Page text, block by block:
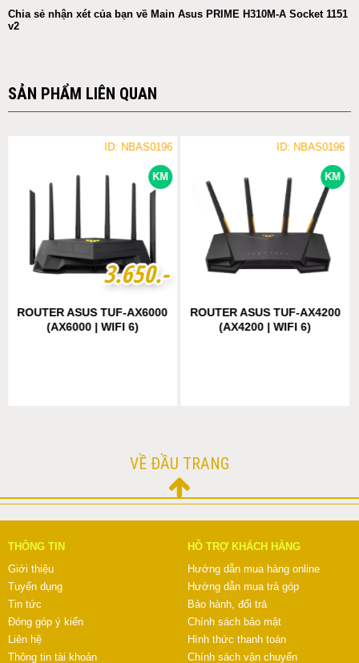
Chia sẻ nhận xét của bạn về Main Asus PRIME H310M-A Socket 1151
v2
SẢN PHẨM LIÊN QUAN
KM
ID: NBAS0196
3.650.-
3.650.-
ROUTER ASUS TUF-AX6000
(AX6000 | WIFI 6)
KM
ID: NBAS0196
ROUTER ASUS TUF-AX4200
(AX4200 | WIFI 6)
VỀ ĐẦU TRANG
THÔNG TIN
Giới thiệu
Tuyển dụng
Tin tức
Đóng góp ý kiến
Liên hệ
Thông tin tài khoản
HỖ TRỢ KHÁCH HÀNG
Hướng dẫn mua hàng online
Hướng dẫn mua trả góp
Bảo hành, đổi trả
Chính sách bảo mật
Hình thức thanh toán
Chính sách vận chuyển